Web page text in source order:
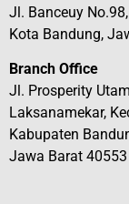
Jl. Banceuy No.98,
Kota Bandung,
Branch Office
Jl. Prosperity
Laksanamekar,
Kabupaten
Jawa Barat 40553